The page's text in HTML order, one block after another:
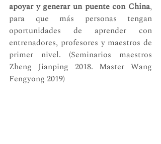
apoyar y generar un puente con China,
para que más personas tengan
oportunidades de aprender con
entrenadores, profesores y maestros de
primer nivel. (Seminarios maestros
Zheng Jianping 2018. Master Wang
Fengyong 2019)